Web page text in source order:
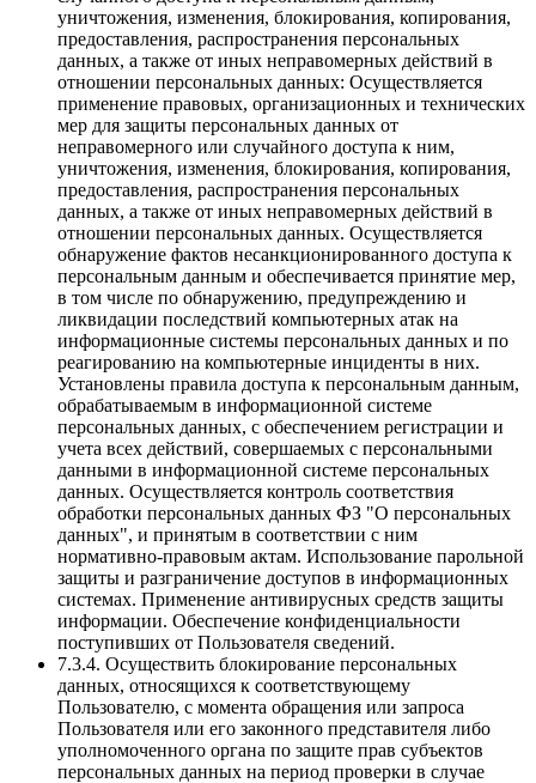
уничтожения, изменения, блокирования, копирования,
предоставления, распространения персональных
данных, а также от иных неправомерных действий в
отношении персональных данных: Осуществляется
применение правовых, организационных и технических
мер для защиты персональных данных от
неправомерного или случайного доступа к ним,
уничтожения, изменения, блокирования, копирования,
предоставления, распространения персональных
данных, а также от иных неправомерных действий в
отношении персональных данных. Осуществляется
обнаружение фактов несанкционированного доступа к
персональным данным и обеспечивается принятие мер,
в том числе по обнаружению, предупреждению и
ликвидации последствий компьютерных атак на
информационные системы персональных данных и по
реагированию на компьютерные инциденты в них.
Установлены правила доступа к персональным данным,
обрабатываемым в информационной системе
персональных данных, с обеспечением регистрации и
учета всех действий, совершаемых с персональными
данными в информационной системе персональных
данных. Осуществляется контроль соответствия
обработки персональных данных ФЗ "О персональных
данных", и принятым в соответствии с ним
нормативно-правовым актам. Использование парольной
защиты и разграничение доступов в информационных
системах. Применение антивирусных средств защиты
информации. Обеспечение конфиденциальности
поступивших от Пользователя сведений.
7.3.4. Осуществить блокирование персональных
данных, относящихся к соответствующему
Пользователю, с момента обращения или запроса
Пользователя или его законного представителя либо
уполномоченного органа по защите прав субъектов
персональных данных на период проверки в случае